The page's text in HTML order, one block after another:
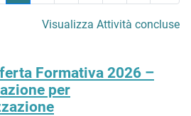
Visualizza Attività concluse
Formativa 2026 –
per